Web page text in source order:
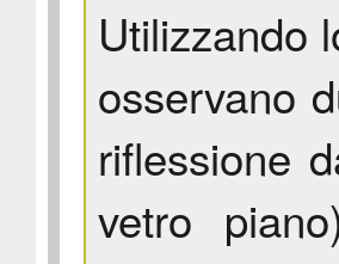
Utilizzando
osservano
riflessione
vetro